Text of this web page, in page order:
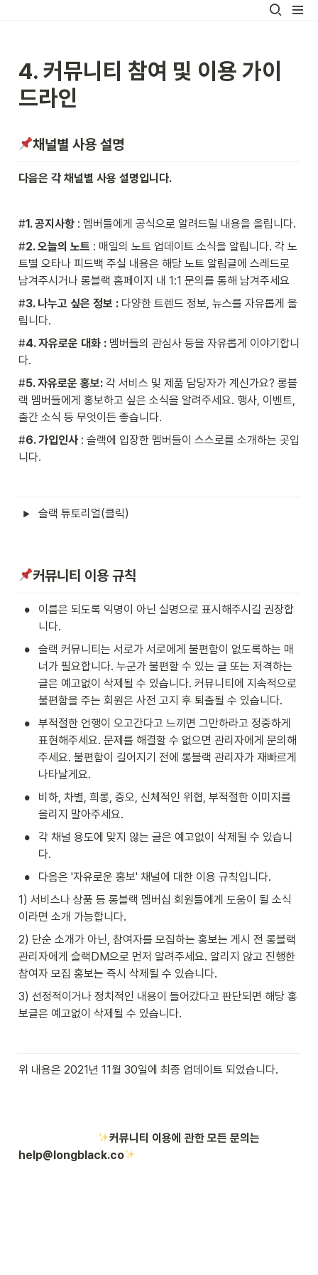
4. 커뮤니티 참여 및 이용 가이
드라인
채널별 사용 설명
다음은 각 채널별 사용 설명입니다.
#1. 공지사항 : 멤버들에게 공식으로 알려드릴 내용을 올립니다.
#2. 오늘의 노트 : 매일의 노트 업데이트 소식을 알립니다. 각 노
트별 오타나 피드백 주실 내용은 해당 노트 알림글에 스레드로
남겨주시거나 롱블랙 홈페이지 내 1:1 문의를 통해 남겨주세요
#3. 나누고 싶은 정보 : 다양한 트렌드 정보, 뉴스를 자유롭게 올
립니다.
#4. 자유로운 대화 : 멤버들의 관심사 등을 자유롭게 이야기합니
다.
#5. 자유로운 홍보: 각 서비스 및 제품 담당자가 계신가요? 롱블
랙 멤버들에게 홍보하고 싶은 소식을 알려주세요. 행사, 이벤트,
출간 소식 등 무엇이든 좋습니다.
#6. 가입인사 : 슬랙에 입장한 멤버들이 스스로를 소개하는 곳입
니다.
슬랙 튜토리얼(클릭)
커뮤니티 이용 규칙
•
이름은 되도록 익명이 아닌 실명으로 표시해주시길 권장합
니다.
•
슬랙 커뮤니티는 서로가 서로에게 불편함이 없도록하는 매
너가 필요합니다. 누군가 불편할 수 있는 글 또는 저격하는
글은 예고없이 삭제될 수 있습니다. 커뮤니티에 지속적으로
불편함을 주는 회원은 사전 고지 후 퇴출될 수 있습니다.
•
부적절한 언행이 오고간다고 느끼면 그만하라고 정중하게
표현해주세요. 문제를 해결할 수 없으면 관리자에게 문의해
주세요. 불편함이 길어지기 전에 롱블랙 관리자가 재빠르게
나타날게요.
•
비하, 차별, 희롱, 증오, 신체적인 위협, 부적절한 이미지를
올리지 말아주세요.
•
각 채널 용도에 맞지 않는 글은 예고없이 삭제될 수 있습니
다.
•
다음은 '자유로운 홍보' 채널에 대한 이용 규칙입니다.
1) 서비스나 상품 등 롱블랙 멤버십 회원들에게 도움이 될 소식
이라면 소개 가능합니다.
2) 단순 소개가 아닌, 참여자를 모집하는 홍보는 게시 전 롱블랙
관리자에게 슬랙DM으로 먼저 알려주세요. 알리지 않고 진행한
참여자 모집 홍보는 즉시 삭제될 수 있습니다.
3) 선정적이거나 정치적인 내용이 들어갔다고 판단되면 해당 홍
보글은 예고없이 삭제될 수 있습니다.
위 내용은 2021년 11월 30일에 최종 업데이트 되었습니다.
커뮤니티 이용에 관한 모든 문의는
help@longblack.co